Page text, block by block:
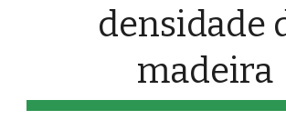
densidade
madeira